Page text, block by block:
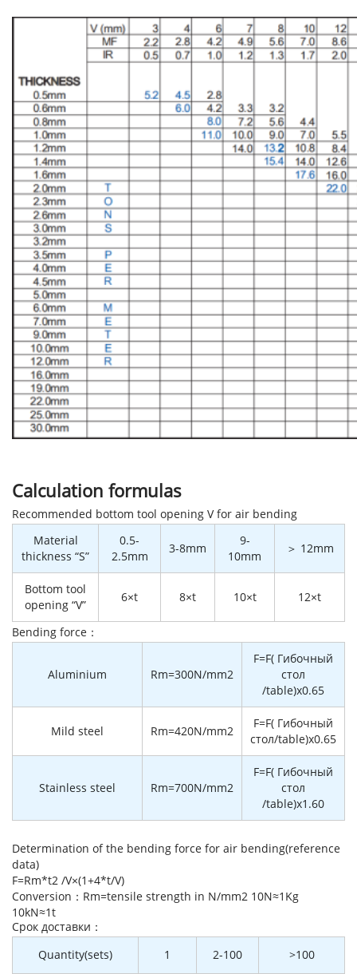
Calculation formulas
Recommended bottom tool opening V for air bending
Material
thickness “S”
0.5-
2.5mm
3-8mm
9-
10mm
＞ 12mm
Bottom tool
opening “V”
6×t 8×t 10×t 12×t
Bending force：
Aluminium Rm=300N/mm2
F=F( Гибочный
стол
/table)x0.65
Mild steel Rm=420N/mm2
F=F( Гибочный
стол/table)x0.65
Stainless steel Rm=700N/mm2
F=F( Гибочный
стол
/table)x1.60
Determination of the bending force for air bending(reference
data)
F=Rm*t2 /V×(1+4*t/V)
Conversion：Rm=tensile strength in N/mm2 10N≈1Kg
10kN≈1t
Cрок доставки：
Quantity(sets)
1 2-100 >100